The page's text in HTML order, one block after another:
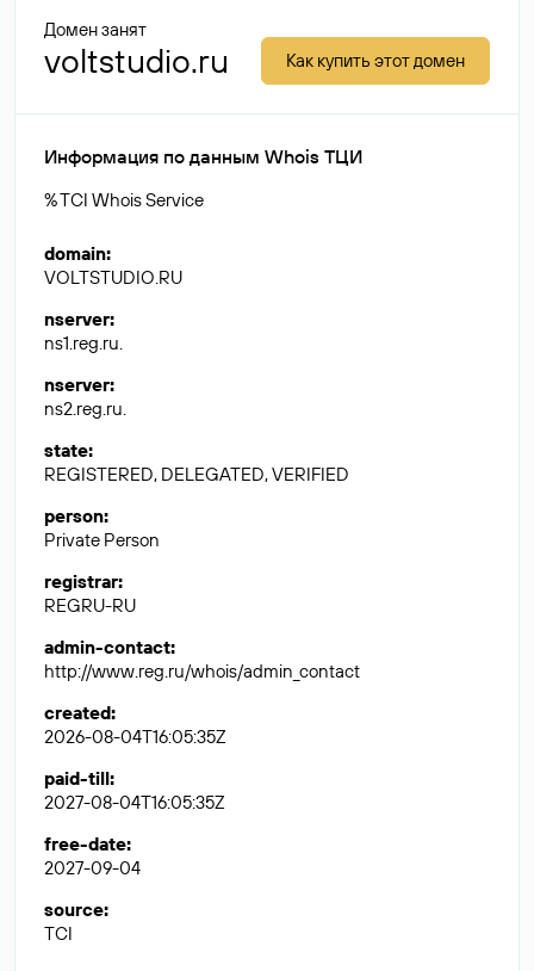
Домен занят
voltstudio.ru Как купить этот домен
Информация по данным Whois ТЦИ
% TCI Whois Service
domain:
VOLTSTUDIO.RU
nserver:
ns1.reg.ru.
nserver:
ns2.reg.ru.
state:
REGISTERED, DELEGATED, VERIFIED
person:
Private Person
registrar:
REGRU-RU
admin-contact:
http://www.reg.ru/whois/admin_contact
created:
2026-08-04T16:05:35Z
paid-till:
2027-08-04T16:05:35Z
free-date:
2027-09-04
source:
TCI